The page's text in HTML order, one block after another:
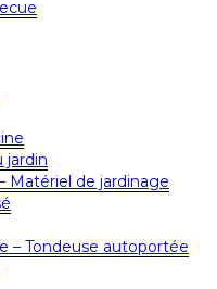
jardin
Matériel de jardinage
– Tondeuse autoportée